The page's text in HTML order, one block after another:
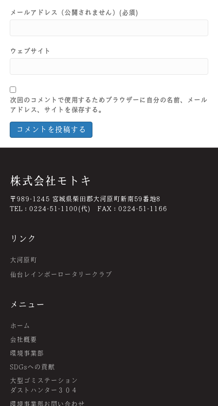
メールアドレス（公開されません）(必須)
ウェブサイト
次回のコメントで使用するためブラウザーに自分の名前、メール
アドレス、サイトを保存する。
株式会社モトキ
〒989-1245 宮城県柴田郡大河原町新南59番地8
TEL：0224-51-1100(代) FAX：0224-51-1166
リンク
大河原町
仙台レインボーロータリークラブ
メニュー
ホーム
会社概要
環境事業部
SDGsへの貢献
大型ゴミステーション
ダストハンター３０４
環境事業部お問い合わせ